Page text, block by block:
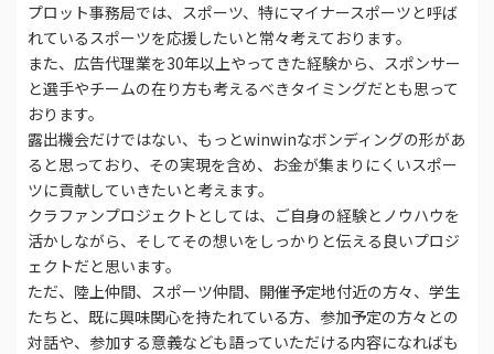
プロット事務局では、スポーツ、特にマイナースポーツと呼ば
れているスポーツを応援したいと常々考えております。
また、広告代理業を30年以上やってきた経験から、スポンサー
と選手やチームの在り方も考えるべきタイミングだとも思って
おります。
露出機会だけではない、もっとwinwinなボンディングの形があ
ると思っており、その実現を含め、お金が集まりにくいスポー
ツに貢献していきたいと考えます。
クラファンプロジェクトとしては、ご自身の経験とノウハウを
活かしながら、そしてその想いをしっかりと伝える良いプロジ
ェクトだと思います。
ただ、陸上仲間、スポーツ仲間、開催予定地付近の方々、学生
たちと、既に興味関心を持たれている方、参加予定の方々との
対話や、参加する意義なども語っていただける内容になればも